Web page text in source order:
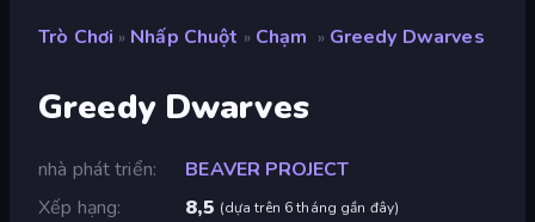
Trò Chơi » Nhấp Chuột » Chạm » Greedy Dwarves
Greedy Dwarves
nhà phát triển
BEAVER PROJECT
Xếp hạng
8,5 (dựa trên 6 tháng gần đây)